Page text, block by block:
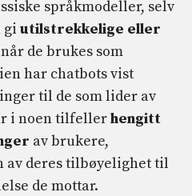
språkmodeller, selv
gi utilstrekkelige eller
når de brukes som
har chatbots vist
til de som lider av
i noen tilfellerhengitt
av brukere,
av deres tilbøyelighet til
de mottar.